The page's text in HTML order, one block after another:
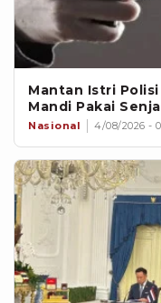
Mantan Istri
Mandi Pakai
Nasional 4/08/2026 -